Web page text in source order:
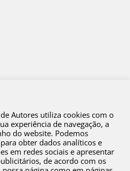
de Corrupção e Infrações Conexas
Autores utiliza cookies com o
experiência de navegação, a
do website. Podemos
obter dados analíticos e
em redes sociais e apresentar
de acordo com os